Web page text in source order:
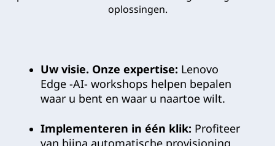
oplossingen.
Uw visie. Onze expertise: Lenovo
Edge -AI- workshops helpen bepalen
waar u bent en waar u naartoe wilt.
Implementeren in één klik: Profiteer
van bijna automatische provisioning